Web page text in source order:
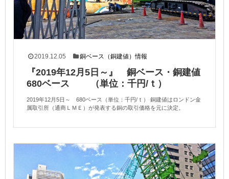
2019.12.05 銅ベース（銅建値）情報
『2019年12月5日～』 銅ベース・銅建値
680ベース （単位：千円/ｔ）
2019年12月5日～ 680ベース（単位：千円/ｔ） 銅建値はロンドン金
属取引所（通商ＬＭＥ）が発表する銅の取引価格を元に決定。